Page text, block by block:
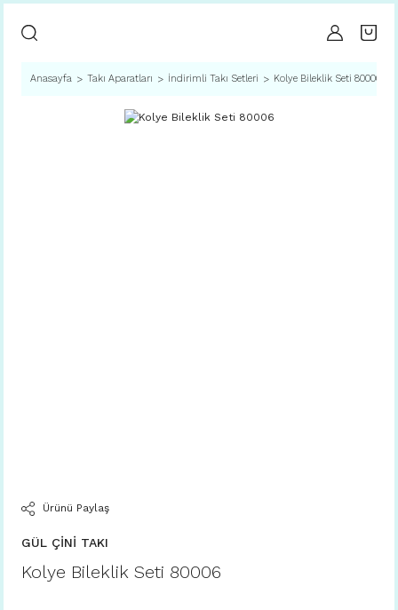
Anasayfa Takı Aparatları İndirimli Takı Setleri Kolye Bileklik Seti 80006
Ürünü Paylaş
GÜL ÇİNİ TAKI
Kolye Bileklik Seti 80006